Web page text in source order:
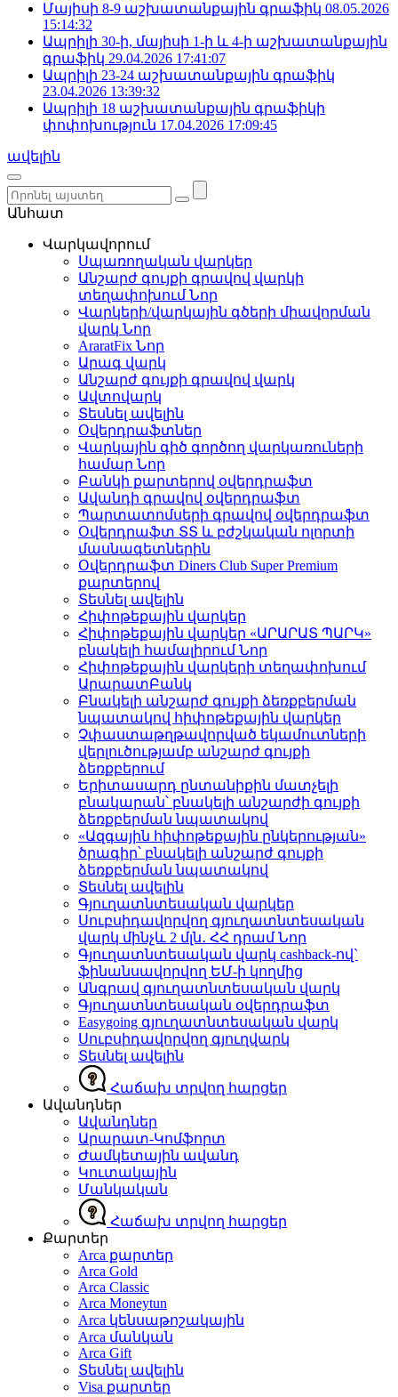
Մայիսի 8-9 աշխատանքային գրաֆիկ 08.05.2026
15:14:32
Ապրիլի 30-ի, մայիսի 1-ի և 4-ի աշխատանքային
գրաֆիկ 29.04.2026 17:41:07
Ապրիլի 23-24 աշխատանքային գրաֆիկ
23.04.2026 13:39:32
Ապրիլի 18 աշխատանքային գրաֆիկի
փոփոխություն 17.04.2026 17:09:45
ավելին
Անհատ
Վարկավորում
Սպառողական վարկեր
Անշարժ գույքի գրավով վարկի
տեղափոխումՆոր
Վարկերի/վարկային գծերի միավորման
վարկ Նոր
AraratFix Նոր
Արագ վարկ
Անշարժ գույքի գրավով վարկ
Ավտովարկ
Տեսնել ավելին
Օվերդրաֆտներ
Վարկային գիծ գործող վարկառուների
համար Նոր
Բանկի քարտերով օվերդրաֆտ
Ավանդի գրավով օվերդրաֆտ
Պարտատոմսերի գրավով օվերդրաֆտ
Օվերդրաֆտ ՏՏ և բժշկական ոլորտի
մասնագետներին
Օվերդրաֆտ Diners Club Super Premium
քարտերով
Տեսնել ավելին
Հիփոթեքային վարկեր
Հիփոթեքային վարկեր «ԱՐԱՐԱՏ ՊԱՐԿ»
բնակելի համալիրումՆոր
Հիփոթեքային վարկերի տեղափոխում
ԱրարատԲանկ
Բնակելի անշարժ գույքի ձեռքբերման
նպատակով հիփոթեքային վարկեր
Չփաստաթղթավորված եկամուտների
վերլուծությամբ անշարժ գույքի
ձեռքբերում
Երիտասարդ ընտանիքին մատչելի
բնակարան՝ բնակելի անշարժի գույքի
ձեռքբերման նպատակով
«Ազգային հիփոթեքային ընկերության»
ծրագիր՝ բնակելի անշարժ գույքի
ձեռքբերման նպատակով
Տեսնել ավելին
Գյուղատնտեսական վարկեր
Սուբսիդավորվող գյուղատնտեսական
վարկ մինչև 2 մլն․ ՀՀ դրամՆոր
Գյուղատնտեսական վարկ cashback-ով`
ֆինանսավորվող ԵՄ-ի կողմից
Անգրավ գյուղատնտեսական վարկ
Գյուղատնտեսական օվերդրաֆտ
Easygoing գյուղատնտեսական վարկ
Սուբսիդավորվող գյուղվարկ
Տեսնել ավելին
Հաճախ տրվող հարցեր
Ավանդներ
Ավանդներ
Արարատ-Կոմֆորտ
Ժամկետային ավանդ
Կուտակային
Մանկական
Հաճախ տրվող հարցեր
Քարտեր
Arca քարտեր
Arca Gold
Arca Classic
Arca Moneytun
Arca կենսաթոշակային
Arca մանկան
Arca Gift
Տեսնել ավելին
Visa քարտեր